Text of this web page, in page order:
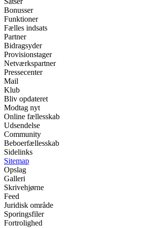
Bonusser
Funktioner
Fælles indsats
Partner
Bidragsyder
Provisionstager
Netværkspartner
Pressecenter
Mail
Klub
Bliv opdateret
Modtag nyt
Online fællesskab
Udsendelse
Community
Beboerfællesskab
Sidelinks
Sitemap
Opslag
Galleri
Skrivehjørne
Feed
Juridisk område
Sporingsfiler
Fortrolighed